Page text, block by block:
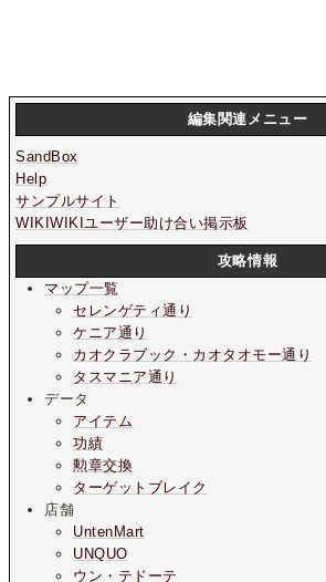
編集関連メニュー
SandBox
Help
サンプルサイト
WIKIWIKIユーザー助け合い掲示板
攻略情報
マップ一覧
セレンゲティ通り
ケニア通り
カオクラブック・カオタオモー通り
タスマニア通り
データ
アイテム
功績
勲章交換
ターゲットブレイク
店舗
UntenMart
UNQUO
ウン・テドーテ